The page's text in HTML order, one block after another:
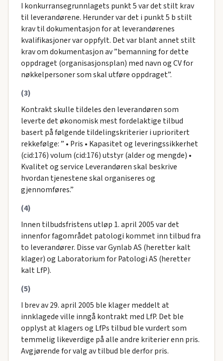
I konkurransegrunnlagets punkt 5 var det stilt krav
til leverandørene. Herunder var det i punkt 5 b stilt
krav til dokumentasjon for at leverandørenes
kvalifikasjoner var oppfylt. Det var blant annet stilt
krav om dokumentasjon av ”bemanning for dette
oppdraget (organisasjonsplan) med navn og CV for
nøkkelpersoner som skal utføre oppdraget”.
(3)
Kontrakt skulle tildeles den leverandøren som
leverte det økonomisk mest fordelaktige tilbud
basert på følgende tildelingskriterier i uprioritert
rekkefølge: ” • Pris • Kapasitet og leveringssikkerhet
(cid:176) volum (cid:176) utstyr (alder og mengde) •
Kvalitet og service Leverandøren skal beskrive
hvordan tjenestene skal organiseres og
gjennomføres.”
(4)
Innen tilbudsfristens utløp 1. april 2005 var det
innenfor fagområdet patologi kommet inn tilbud fra
to leverandører. Disse var Gynlab AS (heretter kalt
klager) og Laboratorium for Patologi AS (heretter
kalt LfP).
(5)
I brev av 29. april 2005 ble klager meddelt at
innklagede ville inngå kontrakt med LfP. Det ble
opplyst at klagers og LfPs tilbud ble vurdert som
temmelig likeverdige på alle andre kriterier enn pris.
Avgjørende for valg av tilbud ble derfor pris.